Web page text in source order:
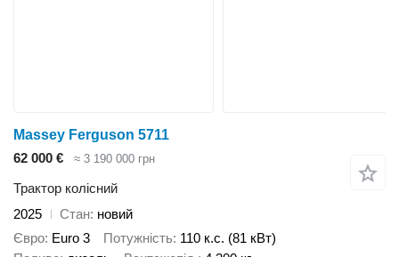
Massey Ferguson 5711
62 000 €
≈ 3 190 000 грн
Трактор колісний
2025
Стан новий
Євро Euro 3 Потужність 110 к.с. (81 кВт)